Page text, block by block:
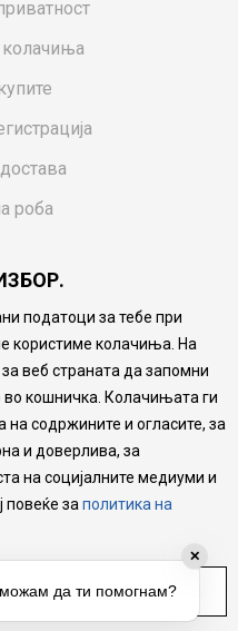
роба
во описот на
на слики и цени, но не
сите информации се
производи се дел од
дека мора да се
момент.
податоци за тебе при
користиме колачиња. На
веб страната да запомни
кошничка. Колачињата ги
на содржините и огласите, за
и доверлива, за
на социјалните медиуми и
повеќе за политика на
✕
да ти помогнам?